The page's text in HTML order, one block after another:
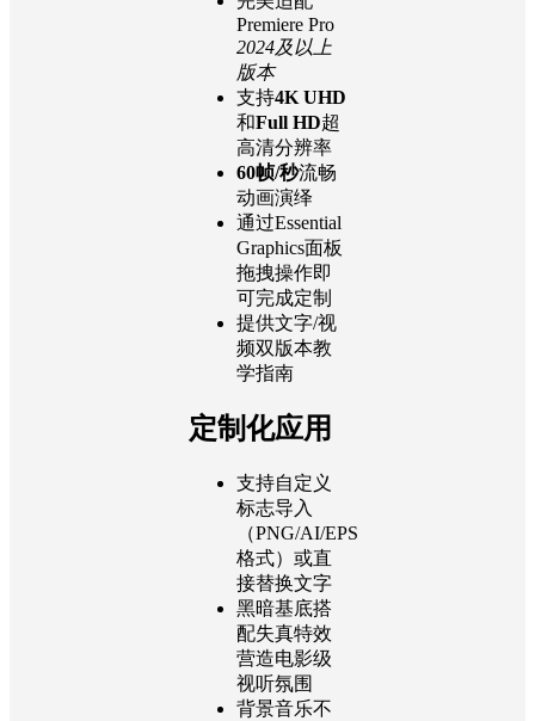
Premiere Pro
2024及以上
版本
支持4K UHD
和Full HD超
高清分辨率
60帧/秒流畅
动画演绎
通过Essential
Graphics面板
拖拽操作即
可完成定制
提供文字/视
频双版本教
学指南
定制化应用
支持自定义
标志导入
（PNG/AI/EPS
格式）或直
接替换文字
黑暗基底搭
配失真特效
营造电影级
视听氛围
背景音乐不